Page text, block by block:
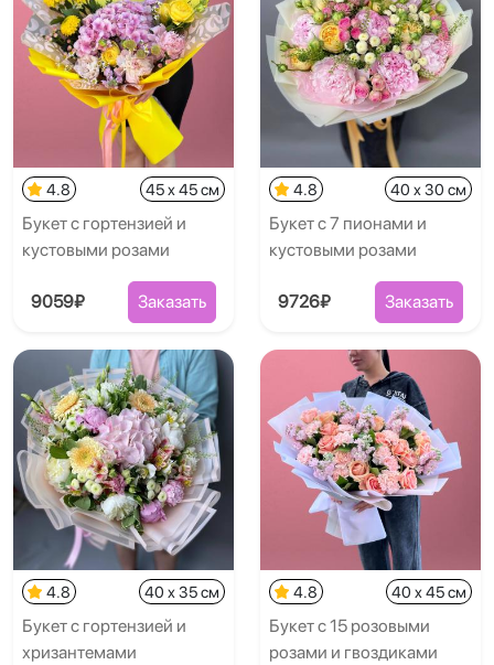
4.8 45 x 45 см
Букет с гортензией и
кустовыми розами
9059₽ Заказать
4.8 40 x 30 см
Букет с 7 пионами и
кустовыми розами
9726₽ Заказать
4.8 40 x 35 см
Букет с гортензией и
хризантемами
4.8 40 x 45 см
Букет с 15 розовыми
розами и гвоздиками